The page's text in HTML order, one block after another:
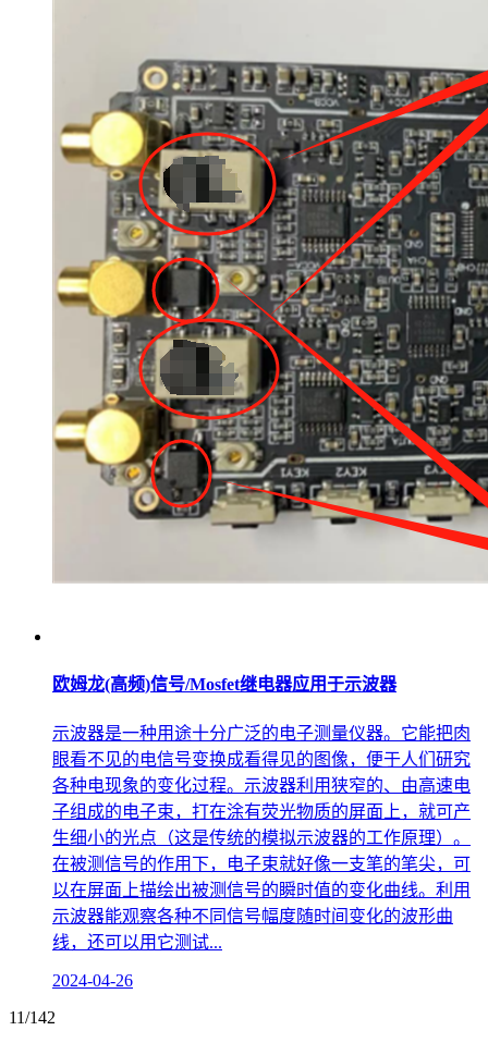
欧姆龙(高频)信号/Mosfet继电器应用于示波器
示波器是一种用途十分广泛的电子测量仪器。它能把肉
眼看不见的电信号变换成看得见的图像，便于人们研究
各种电现象的变化过程。示波器利用狭窄的、由高速电
子组成的电子束，打在涂有荧光物质的屏面上，就可产
生细小的光点（这是传统的模拟示波器的工作原理）。
在被测信号的作用下，电子束就好像一支笔的笔尖，可
以在屏面上描绘出被测信号的瞬时值的变化曲线。利用
示波器能观察各种不同信号幅度随时间变化的波形曲
线，还可以用它测试...
2024-04-26
11/142